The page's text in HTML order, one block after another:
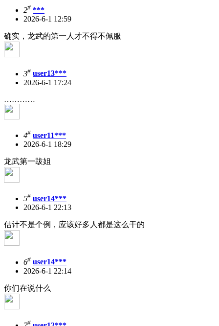
2# ***
2026-6-1 12:59
确实，龙武的第一人才不得不佩服
3# user13***
2026-6-1 17:24
…………
4# user11***
2026-6-1 18:29
龙武第一跋姐
5# user14***
2026-6-1 22:13
估计不是个例，应该好多人都是这么干的
6# user14***
2026-6-1 22:14
你们在说什么
#